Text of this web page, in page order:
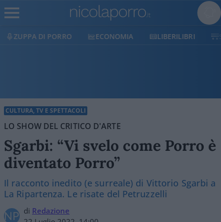
ECONOMIA LIBERILIBRI SHOP
CULTURA, TV E SPETTACOLI
LO SHOW DEL CRITICO D'ARTE
Sgarbi: “Vi svelo come Porro è
diventato Porro”
Il racconto inedito (e surreale) di Vittorio Sgarbi a
La Ripartenza. Le risate del Petruzzelli
di Redazione